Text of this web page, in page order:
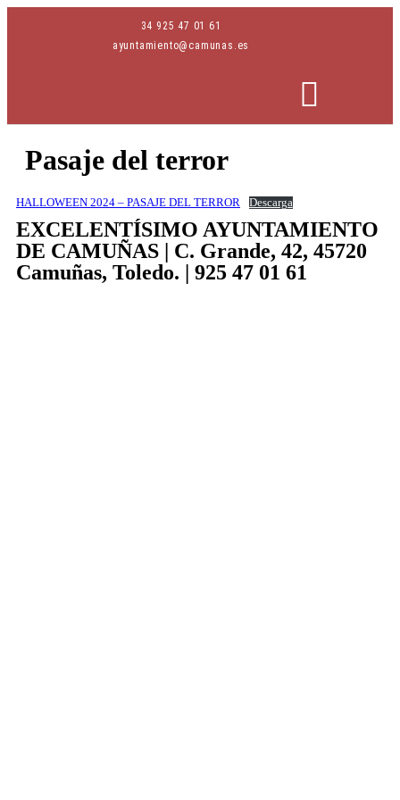
34 925 47 01 61
ayuntamiento@camunas.es
Pasaje del terror
HALLOWEEN 2024 – PASAJE DEL TERROR Descarga
EXCELENTÍSIMO AYUNTAMIENTO
DE CAMUÑAS | C. Grande, 42, 45720
Camuñas, Toledo. | 925 47 01 61